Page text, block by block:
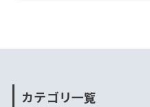
カテゴリ一覧